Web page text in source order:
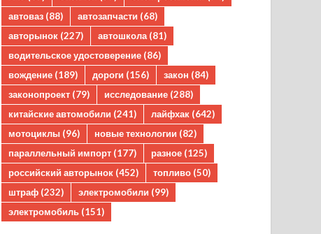
автоваз (88) автозапчасти (68)
авторынок (227) автошкола (81)
водительское удостоверение (86)
вождение (189) дороги (156) закон (84)
законопроект (79) исследование (288)
китайские автомобили (241) лайфхак (642)
мотоциклы (96) новые технологии (82)
параллельный импорт (177) разное (125)
российский авторынок (452) топливо (50)
штраф (232) электромобили (99)
электромобиль (151)